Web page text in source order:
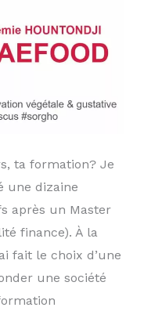
ta formation? Je
une dizaine
après un Master
finance). À la
fait le choix d’une
une société